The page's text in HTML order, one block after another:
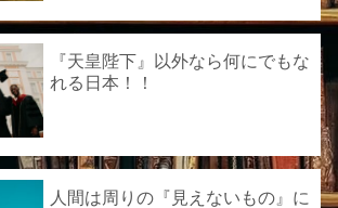
『天皇陛下』以外なら何にでもな
れる日本！！
人間は周りの『見えないもの』に